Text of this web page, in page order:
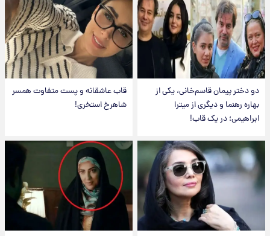
دو دختر پیمان قاسم‌خانی، یکی از
بهاره رهنما و دیگری از میترا
ابراهیمی؛ در یک قاب!
قاب عاشقانه و پست متفاوت همسر
شاهرخ استخری!